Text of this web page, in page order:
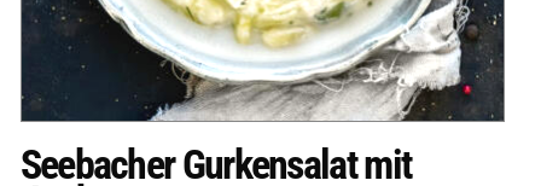
Seebacher Gurkensalat mit